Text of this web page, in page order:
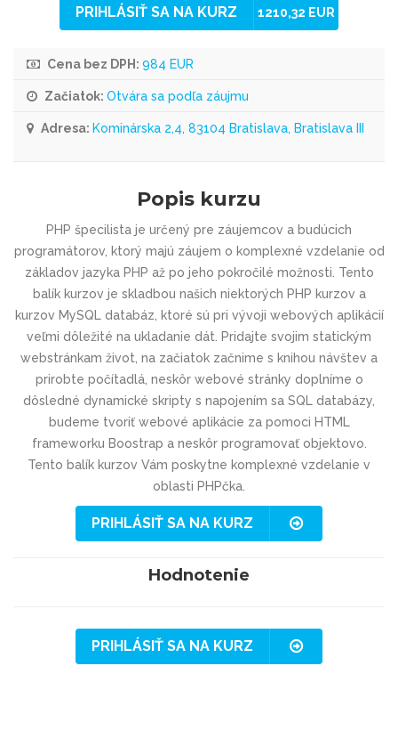
PRIHLÁSIŤ SA NA KURZ 1210,32 EUR
Cena bez DPH: 984 EUR
Začiatok: Otvára sa podľa záujmu
Adresa: Kominárska 2,4, 83104 Bratislava, Bratislava III
Popis kurzu
PHP špecilista je určený pre záujemcov a budúcich
programátorov, ktorý majú záujem o komplexné vzdelanie od
základov jazyka PHP až po jeho pokročilé možnosti. Tento
balík kurzov je skladbou našich niektorých PHP kurzov a
kurzov MySQL databáz, ktoré sú pri vývoji webových aplikácií
veľmi dôležité na ukladanie dát. Pridajte svojim statickým
webstránkam život, na začiatok začnime s knihou návštev a
prirobte počítadlá, neskôr webové stránky doplníme o
dôsledné dynamické skripty s napojením sa SQL databázy,
budeme tvoriť webové aplikácie za pomoci HTML
frameworku Boostrap a neskôr programovať objektovo.
Tento balík kurzov Vám poskytne komplexné vzdelanie v
oblasti PHPčka.
PRIHLÁSIŤ SA NA KURZ
Hodnotenie
PRIHLÁSIŤ SA NA KURZ